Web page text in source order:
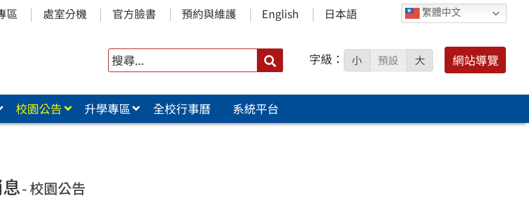
繁體中文
區 處室分機 官方臉書 預約與維護 English 日本語
搜
尋：
字級： 小 預設 大 網站導覽
校園公告 升學專區 全校行事曆
系統平台
- 校園公告